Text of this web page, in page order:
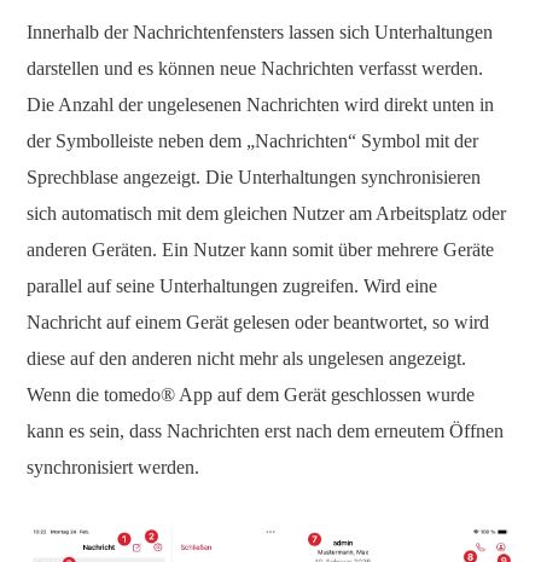
Innerhalb der Nachrichtenfensters lassen sich Unterhaltungen
darstellen und es können neue Nachrichten verfasst werden.
Die Anzahl der ungelesenen Nachrichten wird direkt unten in
der Symbolleiste neben dem „Nachrichten“ Symbol mit der
Sprechblase angezeigt. Die Unterhaltungen synchronisieren
sich automatisch mit dem gleichen Nutzer am Arbeitsplatz oder
anderen Geräten. Ein Nutzer kann somit über mehrere Geräte
parallel auf seine Unterhaltungen zugreifen. Wird eine
Nachricht auf einem Gerät gelesen oder beantwortet, so wird
diese auf den anderen nicht mehr als ungelesen angezeigt.
Wenn die tomedo® App auf dem Gerät geschlossen wurde
kann es sein, dass Nachrichten erst nach dem erneutem Öffnen
synchronisiert werden.